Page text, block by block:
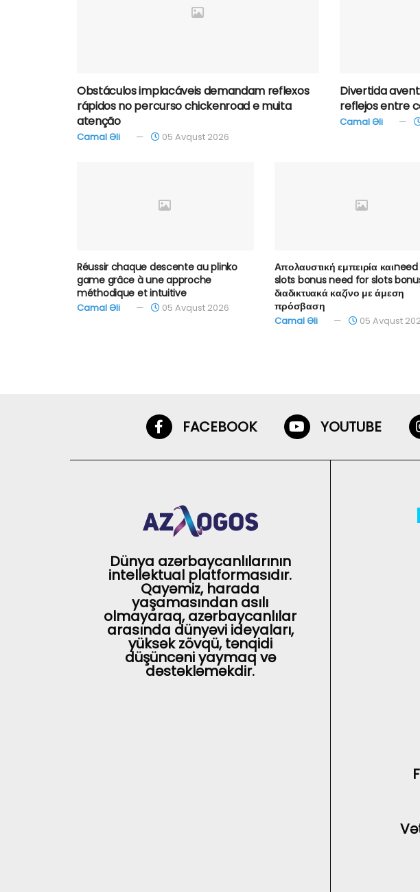
Obstáculos implacáveis demandam reflexos
rápidos no percurso chickenroad e muita
atenção
Camal Əli 05 Avqust 2026
Divertida
reflejos entre
Camal Əli
Réussir chaque descente au plinko
game grâce à une approche
méthodique et intuitive
Camal Əli 05 Avqust 2026
Απολαυστική εμπειρία
slots bonus need for slots
διαδικτυακά καζίνο με άμεση
πρόσβαση
Camal Əli 05 Avqust
FACEBOOK YOUTUBE
Dünya azərbaycanlılarının
intellektual platformasıdır.
Qayəmiz, harada
yaşamasından asılı
olmayaraq, azərbaycanlılar
arasında dünyəvi ideyaları,
yüksək zövqü, tənqidi
düşüncəni yaymaq və
dəstəkləməkdir.